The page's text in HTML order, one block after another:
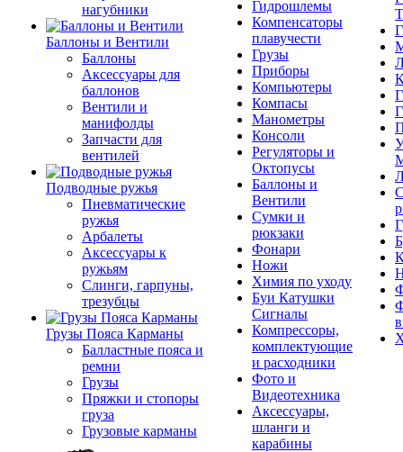
нагубники
Баллоны и Вентили
Баллоны
Аксессуары для
баллонов
Вентили и
манифолды
Запчасти для
вентилей
Подводные ружья
Пневматические
ружья
Арбалеты
Аксессуары к
ружьям
Слинги, гарпуны,
трезубцы
Грузы Пояса Карманы
Балластные пояса и
ремни
Грузы
Пряжки и стопоры
груза
Грузовые карманы
Гидрошлемы
Компенсаторы
плавучести
Грузы
Приборы
Компьютеры
Компасы
Манометры
Консоли
Регуляторы и
Октопусы
Баллоны и
Вентили
Сумки и
рюкзаки
Фонари
Ножи
Химия по уходу
Буи Катушки
Сигналы
Компрессоры,
комплектующие
и расходники
Фото и
Видеотехника
Аксессуары,
шланги и
карабины